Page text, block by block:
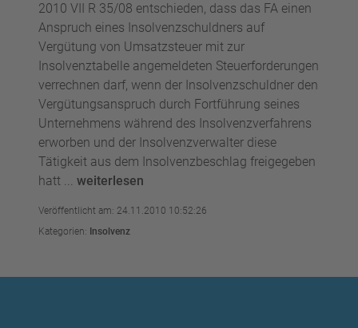
2010 VII R 35/08 entschieden, dass das FA einen
Anspruch eines Insolvenzschuldners auf
Vergütung von Umsatzsteuer mit zur
Insolvenztabelle angemeldeten Steuerforderungen
verrechnen darf, wenn der Insolvenzschuldner den
Vergütungsanspruch durch Fortführung seines
Unternehmens während des Insolvenzverfahrens
erworben und der Insolvenzverwalter diese
Tätigkeit aus dem Insolvenzbeschlag freigegeben
hatt ... weiterlesen
Veröffentlicht am: 24.11.2010 10:52:26
Kategorien: Insolvenz